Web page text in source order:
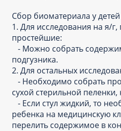
Сбор биоматериала у
1. Для исследования на я/г,
простейшие:
- Можно собрать
подгузника.
2. Для остальных
- Необходимо собрать
сухой стерильной пеленки,
- Если стул жидкий, то
ребенка на медицинскую
перелить содержимое в